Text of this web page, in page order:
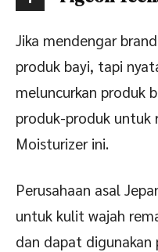
Jika mendengar
produk bayi, tapi
meluncurkan produk
produk-produk untuk
Moisturizer ini.
Perusahaan asal
untuk kulit wajah
dan dapat digunakan